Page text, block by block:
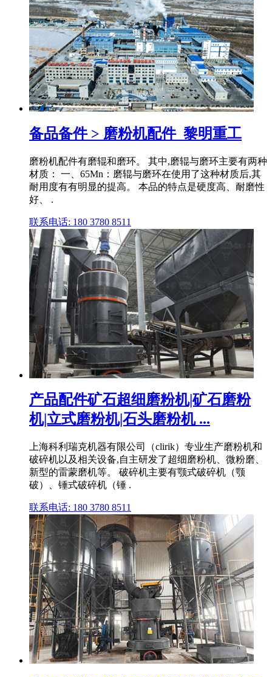
备品备件 > 磨粉机配件_黎明重工
磨粉机配件有磨辊和磨环。 其中,磨辊与磨环主要有两种
材质： 一、65Mn：磨辊与磨环在使用了这种材质后,其
耐用度有有明显的提高。 本品的特点是硬度高、耐磨性
好、 .
联系电话: 180 3780 8511
产品配件矿石超细磨粉机|矿石磨粉
机|立式磨粉机|石头磨粉机 ...
上海科利瑞克机器有限公司（clirik）专业生产磨粉机和
破碎机以及相关设备,自主研发了超细磨粉机、微粉磨、
新型的雷蒙磨机等。 破碎机主要有颚式破碎机（颚
破）、锤式破碎机（锤 .
联系电话: 180 3780 8511